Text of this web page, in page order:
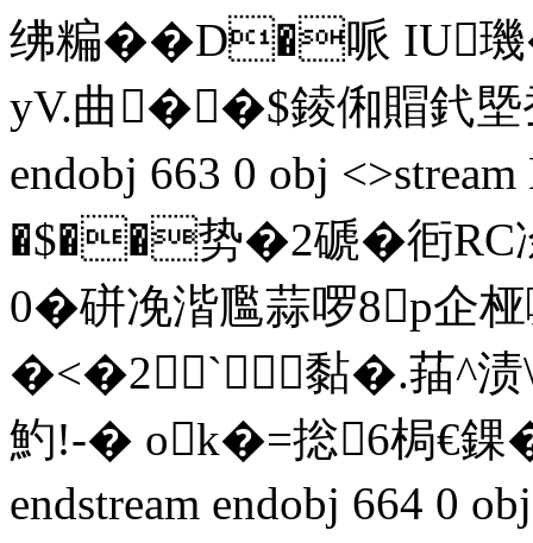
绋糄��D�哌 IU璣
yV.曲��$錂俰賵釴塈
endobj 663 0 obj
�$��势�2磃�衐RC
0�硑凂湝尶蒜啰8p企桠
�<�2`黏�.菗^渍
魡!-� ok�=捴6梮€錁
endstream endobj 664 0